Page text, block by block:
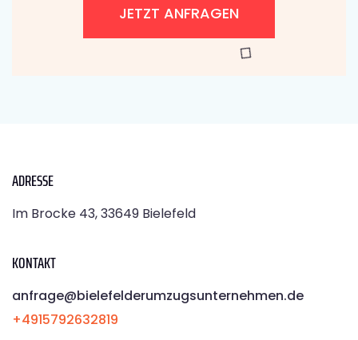
JETZT ANFRAGEN
ADRESSE
Im Brocke 43, 33649 Bielefeld
KONTAKT
anfrage@bielefelderumzugsunternehmen.de
+4915792632819